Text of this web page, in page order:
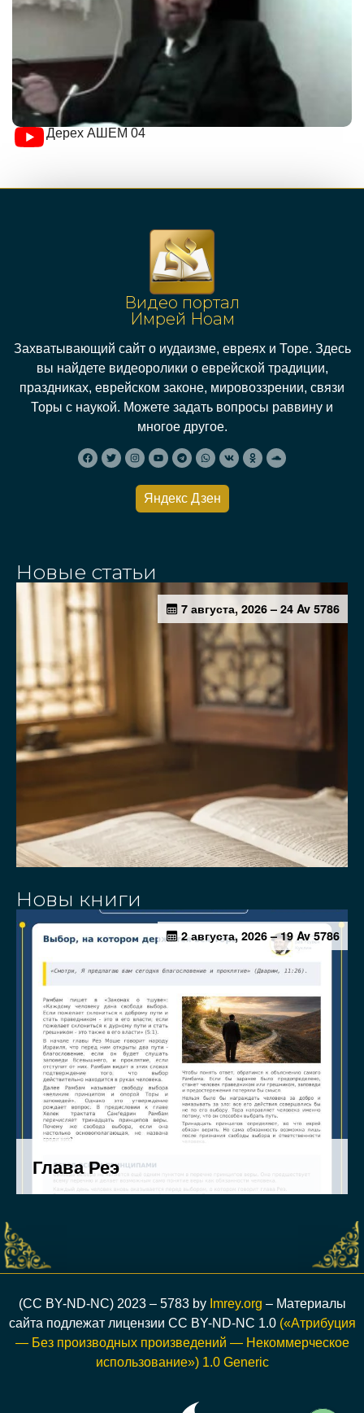
Дерех АШЕМ 04
Видео портал
Имрей Ноам
Захватывающий сайт о иудаизме, евреях и Торе. Здесь
вы найдете видеоролики о еврейской традиции,
праздниках, еврейском законе, мировоззрении, связи
Торы с наукой. Можете задать вопросы раввину и
многое другое.
Яндекс Дзен
Новые статьи
Новы книги
(CC BY-ND-NC) 2023 – 5783 by Imrey.org – Материалы
сайта подлежат лицензии CC BY-ND-NC 1.0(«Атрибуция
— Без производных произведений — Некоммерческое
использование») 1.0 Generic